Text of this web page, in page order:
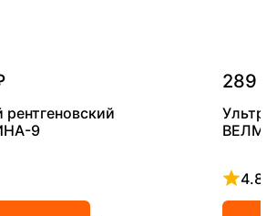
9
5
289
4.8